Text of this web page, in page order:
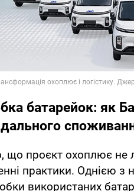
батарейок: як
що проєкт охоплює не
практики. Однією з
використаних